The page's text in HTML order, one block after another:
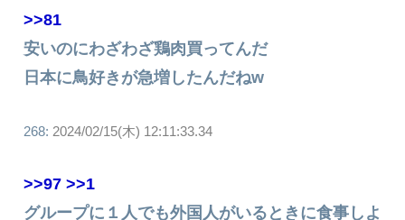
>>81
安いのにわざわざ鶏肉買ってんだ
日本に鳥好きが急増したんだねw
268: 2024/02/15(木) 12:11:33.34
>>97 >>1
グループに１人でも外国人がいるときに食事しよ